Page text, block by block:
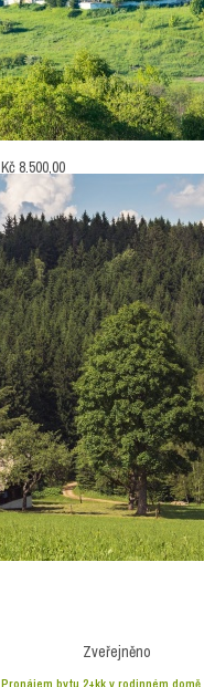
ZveřejněnoPronajato
Pronájem bytu 2+kk s pavlačí, Sušice
Sušice, Pod Svatoborem
Kč 8.500,00
Ložnic 2
Koupelen 1
Podlahová plocha50
Realitní kancelář
Šumava reality
Pronájem bytu
Zveřejněno
Pronájem bytu 2+kk v rodinném domě